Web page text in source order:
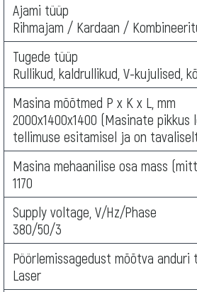
Ajami tüüp
Rihmajam / Kardaan /
Tugede tüüp
Rullikud, kaldrullikud, V-kujulised,
Masina mõõtmed P x K x L, mm
2000х1400х1400 (Masinate pikkus
tellimuse esitamisel ja on
Masina mehaanilise osa mass
1170
Supply voltage, V/Hz/Phase
380/50/3
Pöörlemissagedust mõõtva anduri
Laser